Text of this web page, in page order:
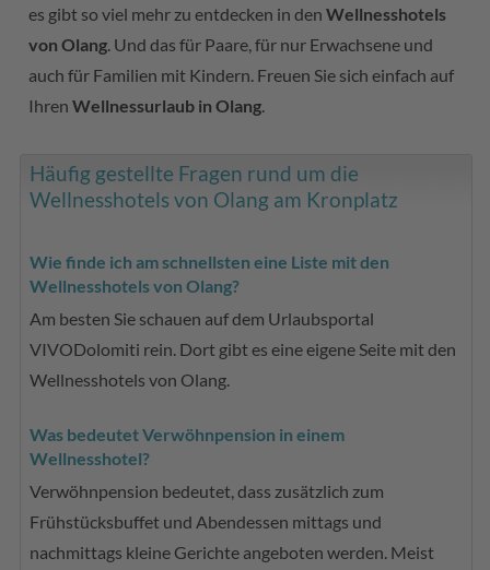
es gibt so viel mehr zu entdecken in denWellnesshotels
von Olang . Und das für Paare, für nur Erwachsene und
auch für Familien mit Kindern. Freuen Sie sich einfach auf
IhrenWellnessurlaub in Olang
Häufig gestellte Fragen rund um die
Wellnesshotels von Olang am Kronplatz
Wie finde ich am schnellsten eine Liste mit den
Wellnesshotels von Olang?
Am besten Sie schauen auf dem Urlaubsportal
VIVODolomiti rein. Dort gibt es eine eigene Seite mit den
Wellnesshotels von Olang.
Was bedeutet Verwöhnpension in einem
Wellnesshotel?
Verwöhnpension bedeutet, dass zusätzlich zum
Frühstücksbuffet und Abendessen mittags und
nachmittags kleine Gerichte angeboten werden. Meist